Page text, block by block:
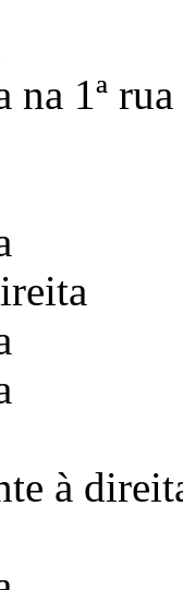
na 1ª
à